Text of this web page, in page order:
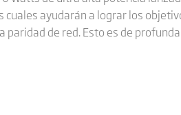
cuales ayudarán a lograr los
de red. Esto es de